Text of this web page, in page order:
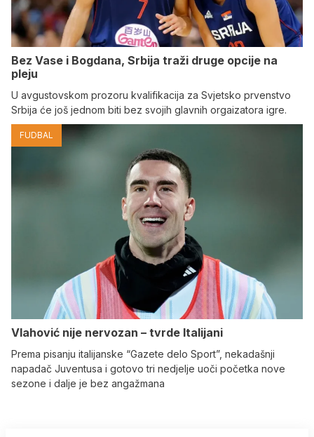
Bez Vase i Bogdana, Srbija traži druge opcije na
pleju
U avgustovskom prozoru kvalifikacija za Svjetsko prvenstvo
Srbija će još jednom biti bez svojih glavnih orgaizatora igre.
FUDBAL
Vlahović nije nervozan – tvrde Italijani
Prema pisanju italijanske “Gazete delo Sport”, nekadašnji
napadač Juventusa i gotovo tri nedjelje uoči početka nove
sezone i dalje je bez angažmana